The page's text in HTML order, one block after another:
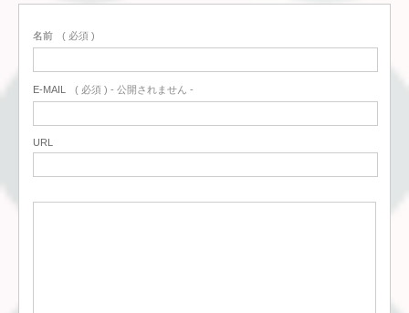
名前 ( 必須 )
E-MAIL ( 必須 ) - 公開されません -
URL